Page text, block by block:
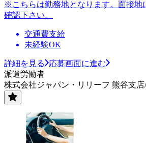
※こちらは勤務地となります。面接地
確認下さい。
交通費支給
未経験OK
詳細を見る
応募画面に進む
派遣労働者
株式会社ジャパン・リリーフ 熊谷支店/